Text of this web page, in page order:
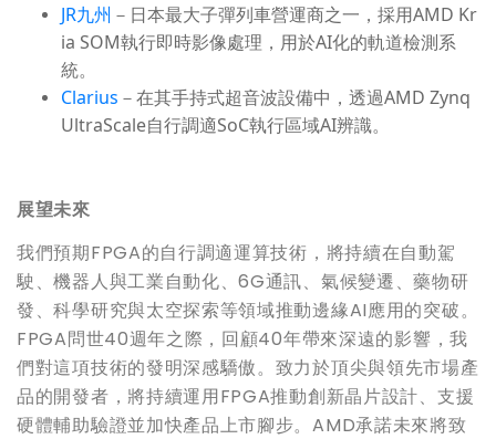
JR九州 －日本最大子彈列車營運商之一，採用AMD Kr
ia SOM執行即時影像處理，用於AI化的軌道檢測系
統。
Clarius －在其手持式超音波設備中，透過AMD Zynq
UltraScale自行調適SoC執行區域AI辨識。
展望未來
我們預期FPGA的自行調適運算技術，將持續在自動駕
駛、機器人與工業自動化、6G通訊、氣候變遷、藥物研
發、科學研究與太空探索等領域推動邊緣AI應用的突破。
FPGA問世40週年之際，回顧40年帶來深遠的影響，我
們對這項技術的發明深感驕傲。致力於頂尖與領先市場產
品的開發者，將持續運用FPGA推動創新晶片設計、支援
硬體輔助驗證並加快產品上市腳步。AMD承諾未來將致